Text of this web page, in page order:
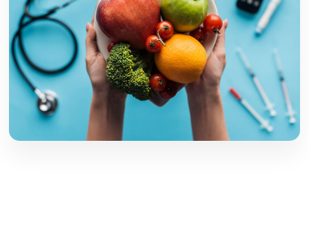
febrero 23, 2026